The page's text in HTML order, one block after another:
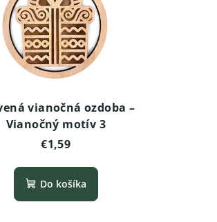
vianočná ozdoba –
Vianočný motív 3
€1,59
Do košíka